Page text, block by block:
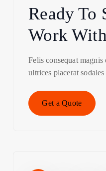
Ready To
Work
Felis consequat magnis
ultrices placerat
Get a Quote